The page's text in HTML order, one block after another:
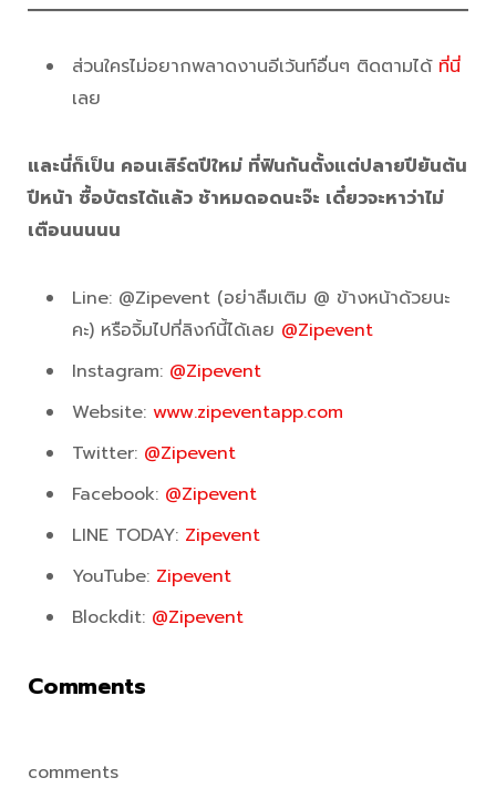
ส่วนใครไม่อยากพลาดงานอีเว้นท์อื่นๆ ติดตามได้ ที่นี่
เลย
และนี่ก็เป็น คอนเสิร์ตปีใหม่ ที่ฟินกันตั้งแต่ปลายปียันต้น
ปีหน้า ซื้อบัตรได้แล้ว ช้าหมดอดนะจ๊ะ เดี๋ยวจะหาว่าไม่
เตือนนนนน
Line: @Zipevent (อย่าลืมเติม @ ข้างหน้าด้วยนะ
คะ) หรือจิ้มไปที่ลิงก์นี้ได้เลย @Zipevent
Instagram: @Zipevent
Website: www.zipeventapp.com
Twitter: @Zipevent
Facebook: @Zipevent
LINE TODAY: Zipevent
YouTube: Zipevent
Blockdit: @Zipevent
Comments
comments